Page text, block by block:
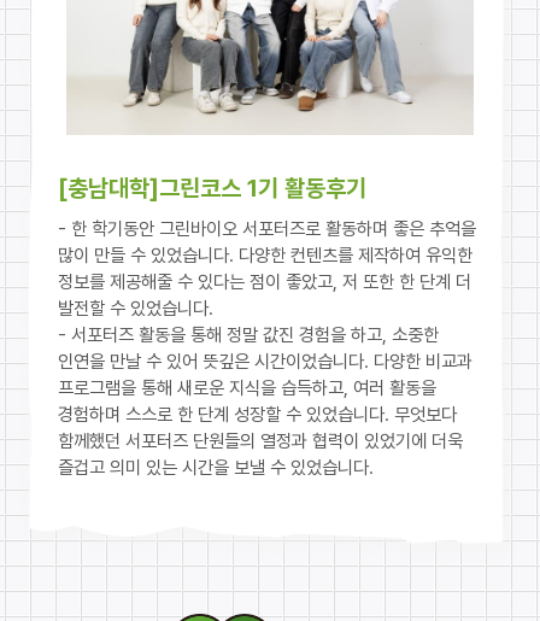
[충남대학]그린코스 1기 활동후기
- 한 학기동안 그린바이오 서포터즈로 활동하며 좋은 추억을
많이 만들 수 있었습니다. 다양한 컨텐츠를 제작하여 유익한
정보를 제공해줄 수 있다는 점이 좋았고, 저 또한 한 단계 더
발전할 수 있었습니다.
- 서포터즈 활동을 통해 정말 값진 경험을 하고, 소중한
인연을 만날 수 있어 뜻깊은 시간이었습니다. 다양한 비교과
프로그램을 통해 새로운 지식을 습득하고, 여러 활동을
경험하며 스스로 한 단계 성장할 수 있었습니다. 무엇보다
함께했던 서포터즈 단원들의 열정과 협력이 있었기에 더욱
즐겁고 의미 있는 시간을 보낼 수 있었습니다.